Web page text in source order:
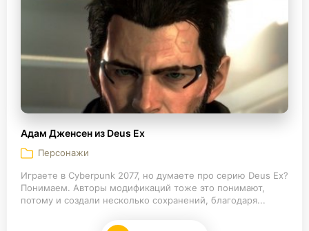
Адам Дженсен из Deus Ex
Персонажи
Играете в Cyberpunk 2077, но думаете про серию Deus Ex?
Понимаем. Авторы модификаций тоже это понимают,
потому и создали несколько сохранений, благодаря...